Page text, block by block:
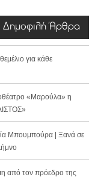
Δημοφιλή Άρθρα
για κάθε
«Μαρούλα» η
Μπουμπούρα | Ξανά σε
από τον πρόεδρο της